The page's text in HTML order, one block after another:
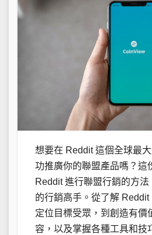
想要在 Reddit 這個全球最
功推廣你的聯盟產品嗎？這
Reddit 進行聯盟行銷的方
的行銷高手。從了解
定位目標受眾，到創造有價
容，以及掌握各種工具和技